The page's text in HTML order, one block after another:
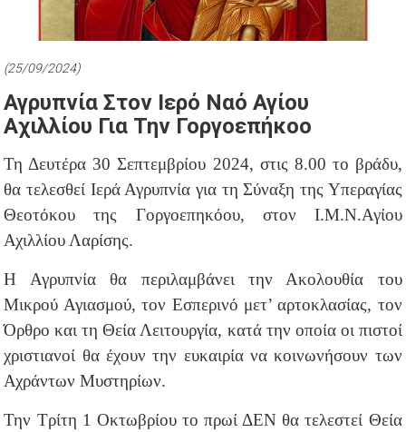
(25/09/2024)
Αγρυπνία Στον Ιερό Ναό Αγίου
Αχιλλίου Για Την Γοργοεπήκοο
Τη Δευτέρα 30 Σεπτεμβρίου 2024, στις 8.00 το βράδυ,
θα τελεσθεί Ιερά Αγρυπνία για τη Σύναξη της Υπεραγίας
Θεοτόκου της Γοργοεπηκόου, στον Ι.Μ.Ν.Αγίου
Αχιλλίου Λαρίσης.
Η Αγρυπνία θα περιλαμβάνει την Ακολουθία του
Μικρού Αγιασμού, τον Εσπερινό μετ’ αρτοκλασίας, τον
Όρθρο και τη Θεία Λειτουργία, κατά την οποία οι πιστοί
χριστιανοί θα έχουν την ευκαιρία να κοινωνήσουν των
Αχράντων Μυστηρίων.
Την Τρίτη 1 Οκτωβρίου το πρωί ΔΕΝ θα τελεστεί Θεία